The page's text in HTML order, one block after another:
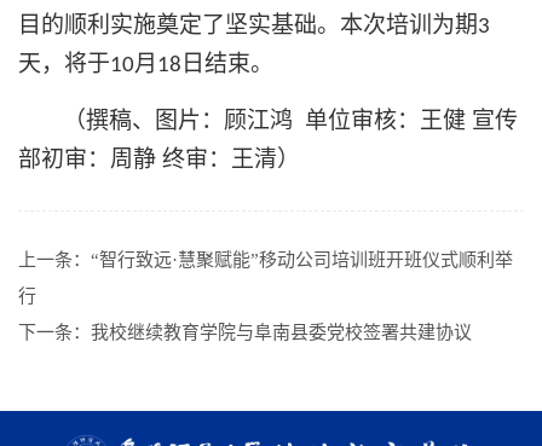
目的顺利实施奠定了坚实基础。本次培训为期3
天，将于10月 18 日结束。
（撰稿、图片：顾江鸿 单位审核：王健 宣传
部初审：周静 终审：王清）
上一条： “智行致远·慧聚赋能”移动公司培训班开班仪式顺利举
行
下一条： 我校继续教育学院与阜南县委党校签署共建协议